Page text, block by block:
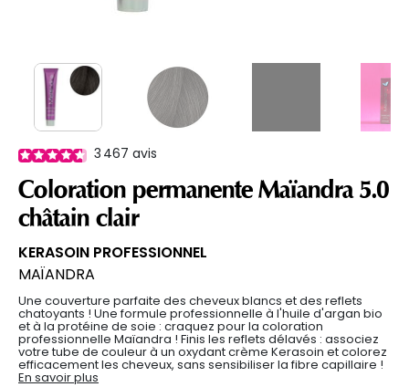
3 467 avis
Coloration permanente Maïandra 5.0
châtain clair
KERASOIN PROFESSIONNEL
MAÏANDRA
Une couverture parfaite des cheveux blancs et des reflets
chatoyants ! Une formule professionnelle à l'huile d'argan bio
et à la protéine de soie : craquez pour la coloration
professionnelle Maïandra ! Finis les reflets délavés : associez
votre tube de couleur à un oxydant crème Kerasoin et colorez
efficacement les cheveux, sans sensibiliser la fibre capillaire !
En savoir plus